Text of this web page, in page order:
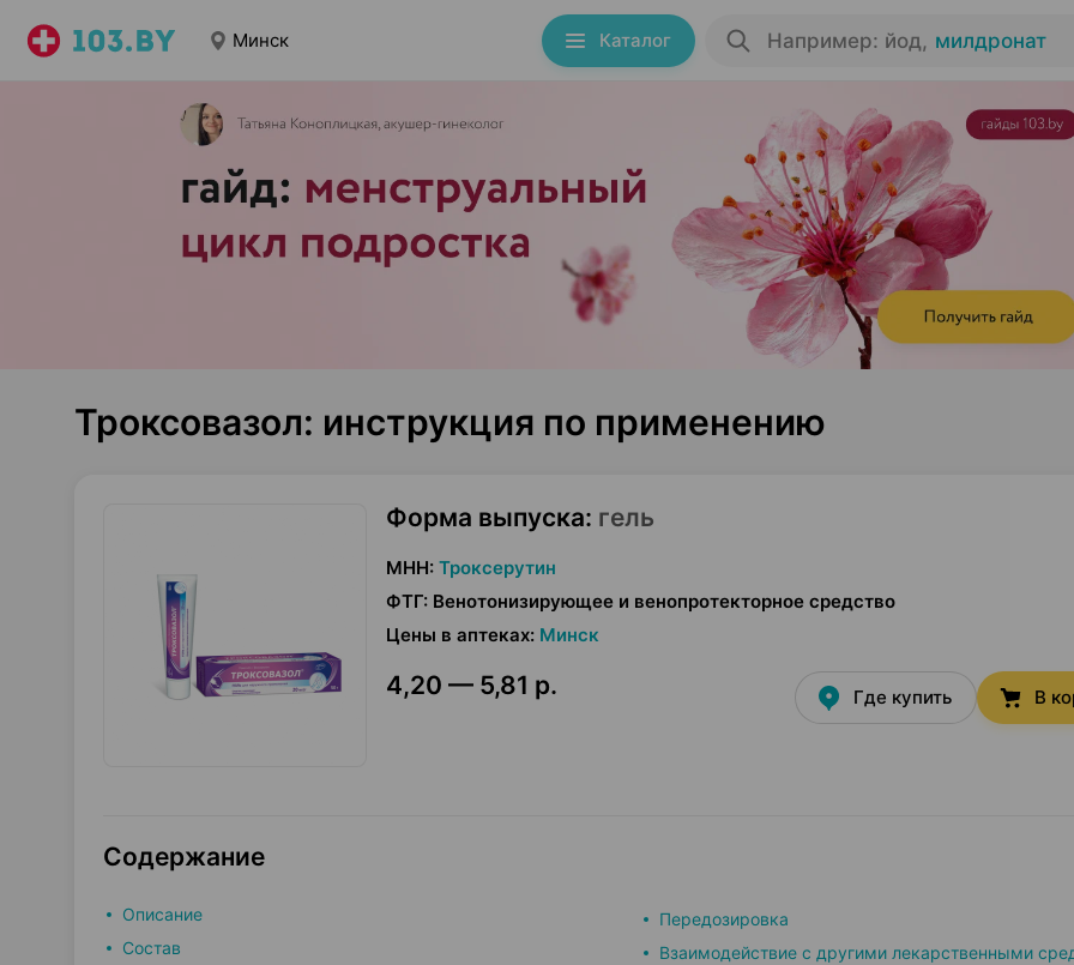
Минск Каталог Например: йод, милдронат
Троксовазол: инструкция по применению
Форма выпуска: гель
МНН: Троксерутин
ФТГ: Венотонизирующее и венопротекторное средство
Цены в аптеках: Минск
4,20 — 5,81 р. Где купить В
Содержание
Описание
Состав
Передозировка
Взаимодействие с другими лекарственными